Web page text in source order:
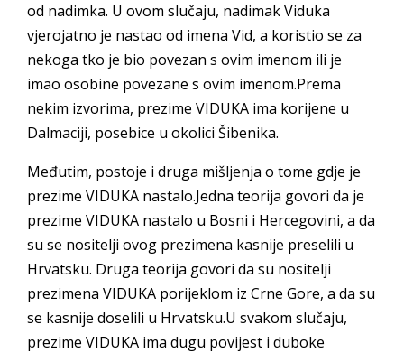
od nadimka. U ovom slučaju, nadimak Viduka
vjerojatno je nastao od imena Vid, a koristio se za
nekoga tko je bio povezan s ovim imenom ili je
imao osobine povezane s ovim imenom.Prema
nekim izvorima, prezime VIDUKA ima korijene u
Dalmaciji, posebice u okolici Šibenika.
Međutim, postoje i druga mišljenja o tome gdje je
prezime VIDUKA nastalo.Jedna teorija govori da je
prezime VIDUKA nastalo u Bosni i Hercegovini, a da
su se nositelji ovog prezimena kasnije preselili u
Hrvatsku. Druga teorija govori da su nositelji
prezimena VIDUKA porijeklom iz Crne Gore, a da su
se kasnije doselili u Hrvatsku.U svakom slučaju,
prezime VIDUKA ima dugu povijest i duboke